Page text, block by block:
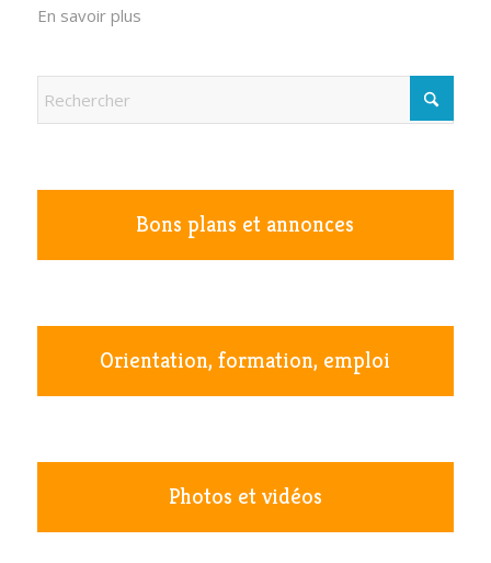
En savoir plus
Bons plans et annonces
Orientation, formation, emploi
Photos et vidéos